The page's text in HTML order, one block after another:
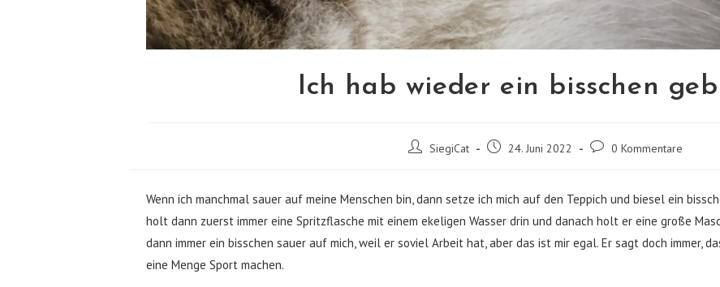
Ich hab wieder ein bisschen
Beitrags-SiegiCat
Beitrag24. Juni 2022
Beitrags-0 Kommentare
Wenn ich manchmal sauer auf meine Menschen bin, dann setze ich mich auf den Teppich und biesel ein
holt dann zuerst immer eine Spritzflasche mit einem ekeligen Wasser drin und danach holt er eine große
dann immer ein bisschen sauer auf mich, weil er soviel Arbeit hat, aber das ist mir egal. Er sagt doch immer,
eine Menge Sport machen.